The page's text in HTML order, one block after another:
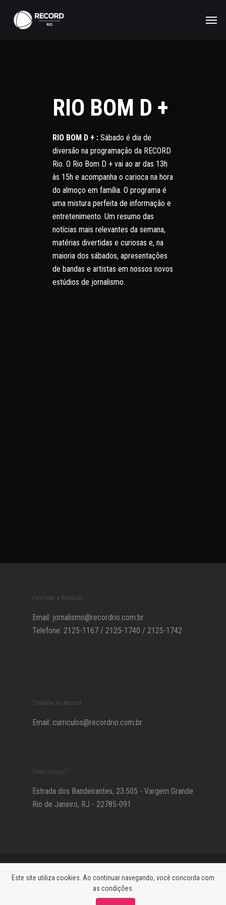
Este site utiliza cookies. Ao continuar navegando, você concorda com
as condições.
RIO BOM D +
RIO BOM D + : Sábado é dia de
diversão na programação da RECORD
Rio. O Rio Bom D + vai ao ar das 13h
às 15h e acompanha o carioca na hora
do almoço em família. O programa é
uma mistura perfeita de informação e
entretenimento. Um resumo das
notícias mais relevantes da semana,
matérias divertidas e curiosas e, na
maioria dos sábados, apresentações
de bandas e artistas em nossos novos
estúdios de jornalismo.
Fale com a Redação
Email: jornalismo@recordrio.com.br
Telefone: 2125-1167 / 2125-1740 / 2125-1742
Trabalhe na Record
Email: curriculos@recordrio.com.br
Como chegar?
Estrada dos Bandeirantes, 23.505 - Vargem Grande
Rio de Janeiro, RJ - 22785-091
DE PRIVACIDADE